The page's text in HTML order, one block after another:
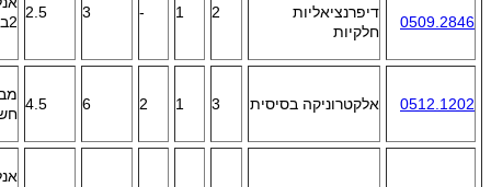
0509.2846
דיפרנציאליות
חלקיות
2
1
-
3
2.5
2ב'; פונקציות מרוכבות
0512.1202 אלקטרוניקה בסיסית 3
1
2
6
4.5